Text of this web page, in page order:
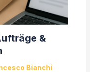
&
Bianchi